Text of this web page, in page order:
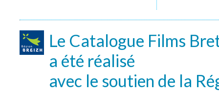
Le Catalogue Films
a été réalisé
avec le soutien de la